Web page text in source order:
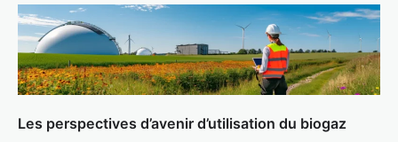
Les perspectives d’avenir d’utilisation du biogaz